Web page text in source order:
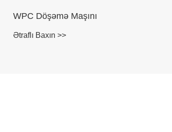
WPC Döşəmə Maşını
Ətraflı Baxın >>